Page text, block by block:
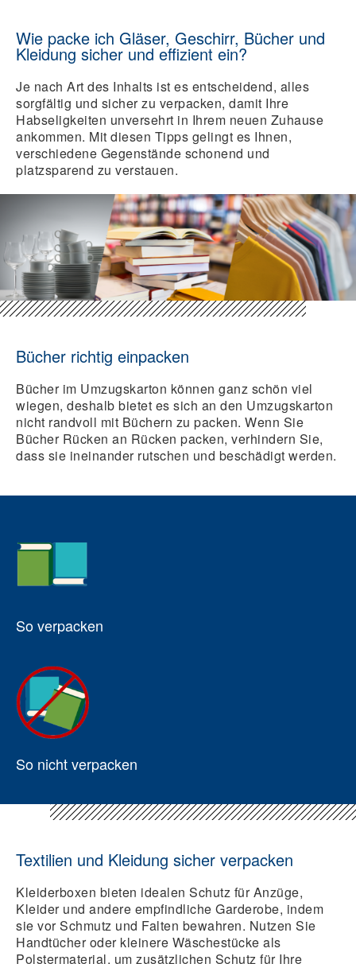
Wie packe ich Gläser, Geschirr, Bücher und
Kleidung sicher und effizient ein?
Je nach Art des Inhalts ist es entscheidend, alles
sorgfältig und sicher zu verpacken, damit Ihre
Habseligkeiten unversehrt in Ihrem neuen Zuhause
ankommen. Mit diesen Tipps gelingt es Ihnen,
verschiedene Gegenstände schonend und
platzsparend zu verstauen.
Bücher richtig einpacken
Bücher im Umzugskarton können ganz schön viel
wiegen, deshalb bietet es sich an den Umzugskarton
nicht randvoll mit Büchern zu packen. Wenn Sie
Bücher Rücken an Rücken packen, verhindern Sie,
dass sie ineinander rutschen und beschädigt werden.
So verpacken
So nicht verpacken
Textilien und Kleidung sicher verpacken
Kleiderboxen bieten idealen Schutz für Anzüge,
Kleider und andere empfindliche Garderobe, indem
sie vor Schmutz und Falten bewahren. Nutzen Sie
Handtücher oder kleinere Wäschestücke als
Polstermaterial, um zusätzlichen Schutz für Ihre